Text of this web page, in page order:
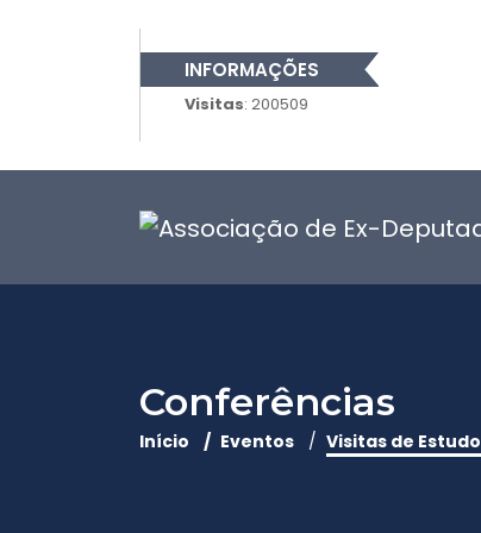
INFORMAÇÕES
Visitas: 200509
Conferências
Início Eventos Visitas de Estudo